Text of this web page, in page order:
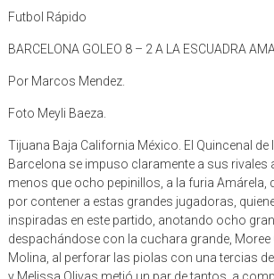
Futbol Rápido
BARCELONA GOLEO 8 – 2 A LA ESCUADRA
Por Marcos Mendez.
Foto Meyli Baeza.
Tijuana Baja California México. El Quincenal
Barcelona se impuso claramente a sus rivales
menos que ocho pepinillos, a la furia Amárela,
por contener a estas grandes jugadoras,
inspiradas en este partido, anotando ocho
despachándose con la cuchara grande, Moree
Molina, al perforar las piolas con una tercias
y Melissa Olivas metió un par de tantos, a